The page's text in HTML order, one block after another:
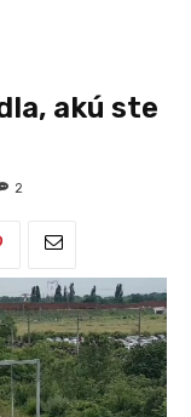
akú ste
2